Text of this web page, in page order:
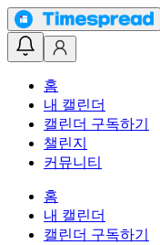
홈
내 캘린더
캘린더 구독하기
챌린지
커뮤니티
홈
내 캘린더
캘린더 구독하기